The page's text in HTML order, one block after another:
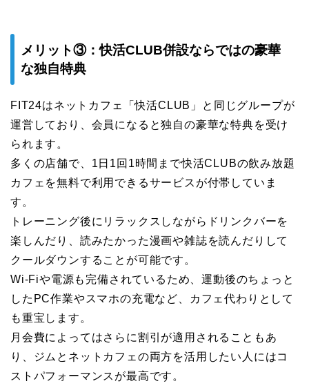
メリット③：快活CLUB併設ならではの豪華
な独自特典
FIT24はネットカフェ「快活CLUB」と同じグループが
運営しており、会員になると独自の豪華な特典を受け
られます。
多くの店舗で、1日1回1時間まで快活CLUBの飲み放題
カフェを無料で利用できるサービスが付帯していま
す。
トレーニング後にリラックスしながらドリンクバーを
楽しんだり、読みたかった漫画や雑誌を読んだりして
クールダウンすることが可能です。
Wi-Fiや電源も完備されているため、運動後のちょっと
したPC作業やスマホの充電など、カフェ代わりとして
も重宝します。
月会費によってはさらに割引が適用されることもあ
り、ジムとネットカフェの両方を活用したい人にはコ
ストパフォーマンスが最高です。